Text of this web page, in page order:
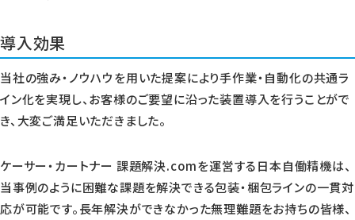
導入効果
当社の強み・ノウハウを用いた提案により手作業・自動化の共通ラ
イン化を実現し、お客様のご要望に沿った装置導入を行うことがで
き、大変ご満足いただきました。
ケーサー・カートナー 課題解決.comを運営する日本自働精機は、
当事例のように困難な課題を解決できる包装・梱包ラインの一貫対
応が可能です。長年解決ができなかった無理難題をお持ちの皆様、